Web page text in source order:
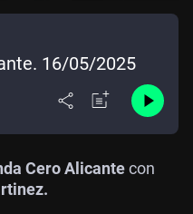
16/05/2025
Cero Alicantecon